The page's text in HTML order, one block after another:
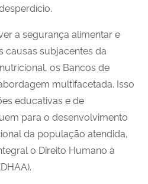
a segurança alimentar e
causas subjacentes da
os Bancos de
multifacetada. Isso
educativas e de
para o desenvolvimento
da população atendida,
o Direito Humano à